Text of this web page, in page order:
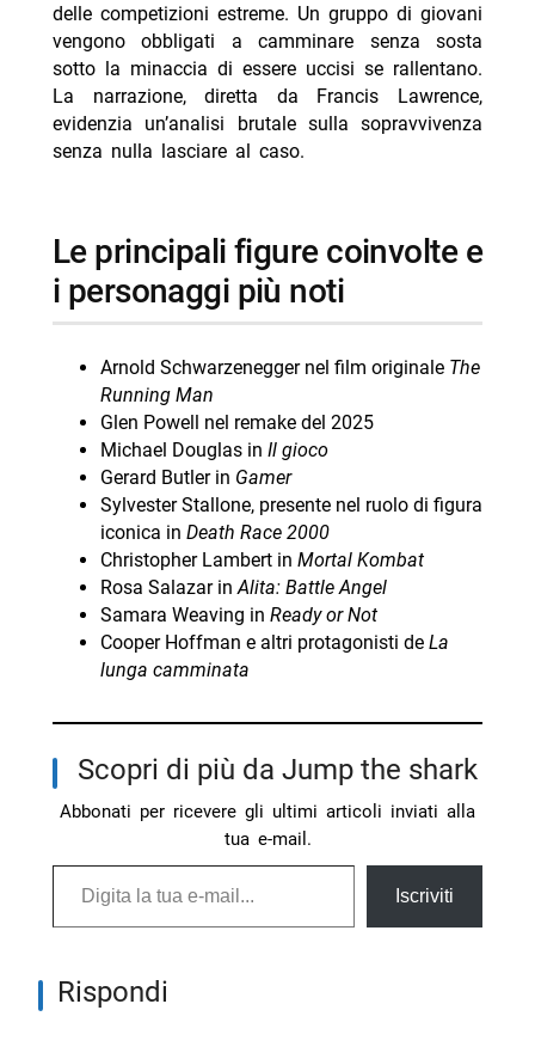
delle competizioni estreme. Un gruppo di giovani
vengono obbligati a camminare senza sosta
sotto la minaccia di essere uccisi se rallentano.
La narrazione, diretta da Francis Lawrence,
evidenzia un’analisi brutale sulla sopravvivenza
senza nulla lasciare al caso.
le principali figure coinvolte e
i personaggi più noti
Arnold Schwarzenegger nel film originale The
Running Man
Glen Powell nel remake del 2025
Michael Douglas in Il gioco
Gerard Butler in Gamer
Sylvester Stallone, presente nel ruolo di figura
iconica in Death Race 2000
Christopher Lambert in Mortal Kombat
Rosa Salazar inAlita: Battle Angel
Samara Weaving in Ready or Not
Cooper Hoffman e altri protagonisti de La
lunga camminata
Scopri di più da Jump the shark
Abbonati per ricevere gli ultimi articoli inviati alla
tua e-mail.
Digita la tua e-mail...
Iscriviti
Rispondi